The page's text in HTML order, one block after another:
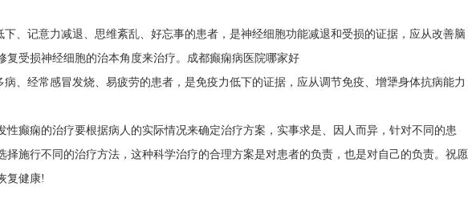
下、记意力减退、思维紊乱、好忘事的患者，是神经细胞功能减退和受损的证据，应从改善脑
复受损神经细胞的治本角度来治疗。 成都癫痫病医院哪家好
病、经常感冒发烧、易疲劳的患者，是免疫力低下的证据，应从调节免疫、增犟身体抗病能力
性癫痫的治疗要根据病人的实际情况来确定治疗方案，实事求是、因人而异，针对不同的患
择施行不同的治疗方法，这种科学治疗的合理方案是对患者的负责，也是对自己的负责。祝愿
复健康!